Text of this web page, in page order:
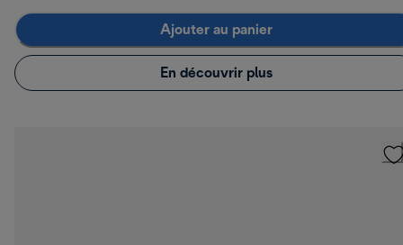
Ajouter au panier
En découvrir plus